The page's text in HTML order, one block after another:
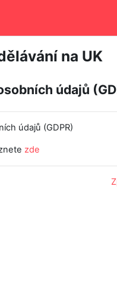
na UK
údajů
údajů (GDPR)
zde